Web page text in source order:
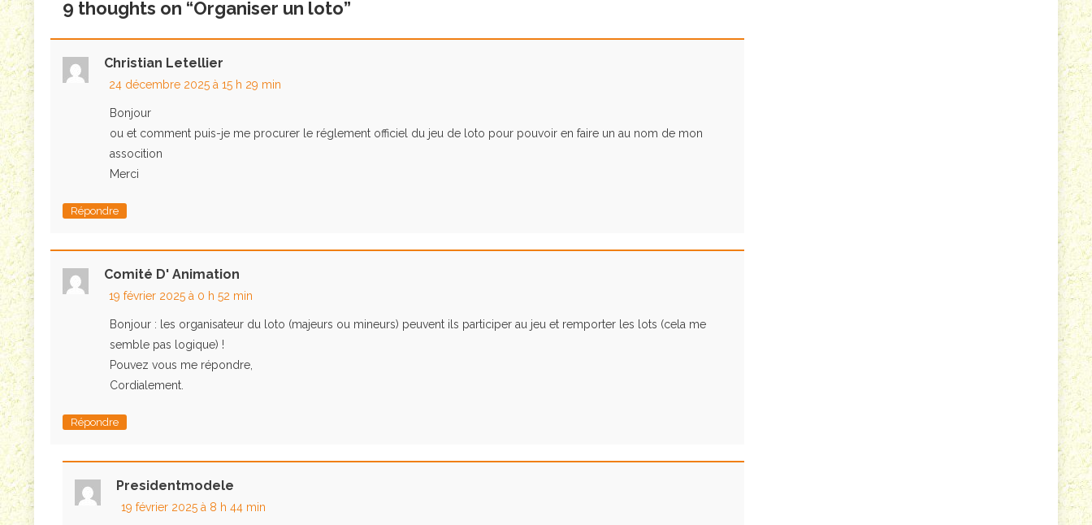
9 thoughts on “Organiser un loto”
Christian Letellier
24 décembre 2025 à 15 h 29 min
Bonjour
ou et comment puis-je me procurer le réglement officiel du jeu de loto pour pouvoir en faire un au nom de mon
assocition
Merci
Répondre
Comité D' Animation
19 février 2025 à 0 h 52 min
Bonjour : les organisateur du loto (majeurs ou mineurs) peuvent ils participer au jeu et remporter les lots (cela me
semble pas logique) !
Pouvez vous me répondre,
Cordialement.
Répondre
Presidentmodele
19 février 2025 à 8 h 44 min